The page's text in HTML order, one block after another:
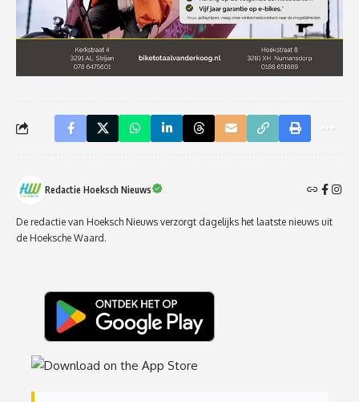
Redactie Hoeksch Nieuws
De redactie van Hoeksch Nieuws verzorgt dagelijks het laatste nieuws uit
de Hoeksche Waard.